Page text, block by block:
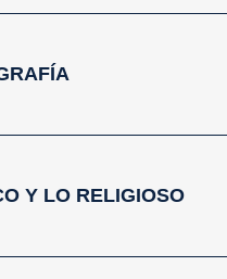
Y LO RELIGIOSO